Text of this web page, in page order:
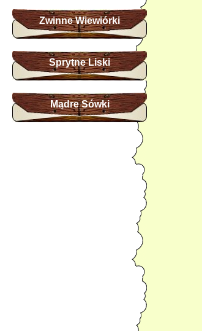
Zwinne Wiewiórki
Sprytne Liski
Mądre Sówki